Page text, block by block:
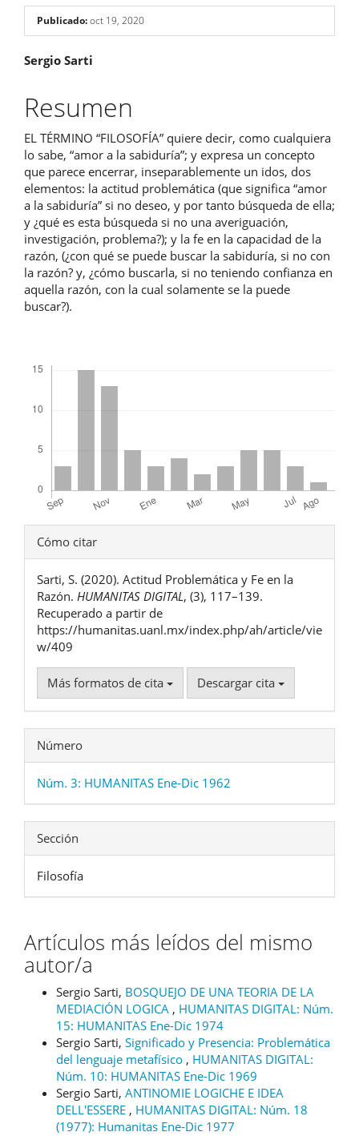
Publicado:oct 19, 2020
Contenido
principal
del
artículo
Sergio Sarti
Resumen
EL TÉRMINO “FILOSOFÍA” quiere decir, como cualquiera
lo sabe, “amor a la sabiduría”; y expresa un concepto
que parece encerrar, inseparablemente un idos, dos
elementos: la actitud problemática (que significa “amor
a la sabiduría” si no deseo, y por tanto búsqueda de ella;
y ¿qué es esta búsqueda si no una averiguación,
investigación, problema?); y la fe en la capacidad de la
razón, (¿con qué se puede buscar la sabiduría, si no con
la razón? y, ¿cómo buscarla, si no teniendo confianza en
aquella razón, con la cual solamente se la puede
buscar?).
Detalles
del
artículo
Cómo citar
Sarti, S. (2020). Actitud Problemática y Fe en la
Razón. HUMANITAS DIGITAL, (3), 117–139.
Recuperado a partir de
https://humanitas.uanl.mx/index.php/ah/article/vie
w/409
Más formatos de cita Descargar cita
Número
Núm. 3: HUMANITAS Ene-Dic 1962
Sección
Filosofía
Artículos más leídos del mismo
autor/a
Sergio Sarti, BOSQUEJO DE UNA TEORIA DE LA
MEDIACIÓN LOGICA , HUMANITAS DIGITAL: Núm.
15: HUMANITAS Ene-Dic 1974
Sergio Sarti, Significado y Presencia: Problemática
del lenguaje metafísico , HUMANITAS DIGITAL:
Núm. 10: HUMANITAS Ene-Dic 1969
Sergio Sarti, ANTINOMIE LOGICHE E IDEA
DELL'ESSERE , HUMANITAS DIGITAL: Núm. 18
(1977): Humanitas Ene-Dic 1977